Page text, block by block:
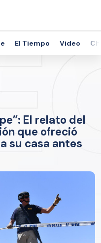
El Tiempo Video
El relato del
que ofreció
su casa antes